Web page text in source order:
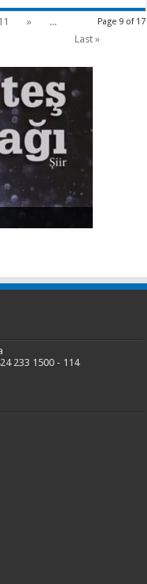
Page 9 of 17
11 »
...
Last »
233 1500 - 114